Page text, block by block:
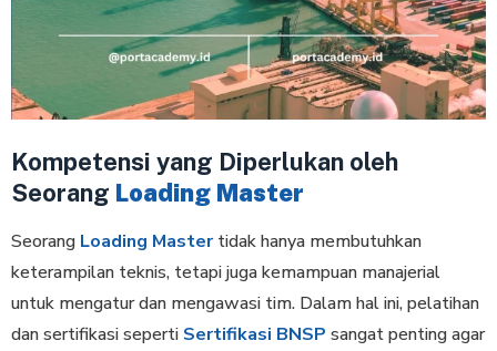
Kompetensi yang Diperlukan oleh
Seorang Loading Master
Seorang Loading Mastertidak hanya membutuhkan
keterampilan teknis, tetapi juga kemampuan manajerial
untuk mengatur dan mengawasi tim. Dalam hal ini, pelatihan
dan sertifikasi seperti Sertifikasi BNSP sangat penting agar